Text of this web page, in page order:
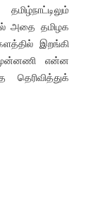
அதை தமிழக
இறங்கி
முன்னணி என்ன